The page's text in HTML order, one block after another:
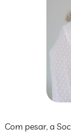
Com pesar, a